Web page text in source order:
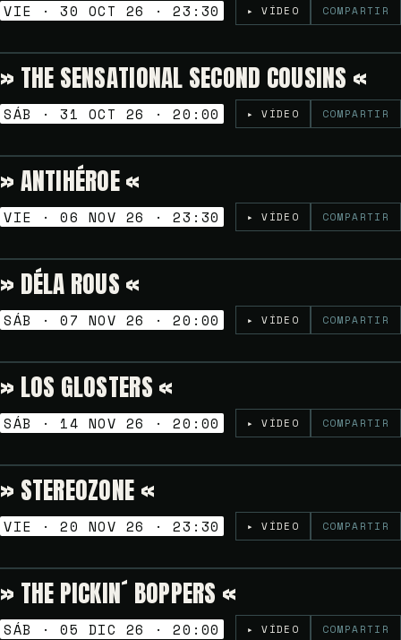
VIE · 30 OCT 26 · 23:30 ▸ VÍDEO COMPARTIR
TARDEO SESSION
» THE SENSATIONAL SECOND COUSINS «
SÁB · 31 OCT 26 · 20:00 ▸ VÍDEO COMPARTIR
NOCHES GOLFAS
» ANTIHÉROE «
VIE · 06 NOV 26 · 23:30 ▸ VÍDEO COMPARTIR
TARDEO SESSION
» DÉLA ROUS «
SÁB · 07 NOV 26 · 20:00 ▸ VÍDEO COMPARTIR
TARDEO SESSION
» LOS GLOSTERS «
SÁB · 14 NOV 26 · 20:00 ▸ VÍDEO COMPARTIR
NOCHES GOLFAS
» STEREOZONE «
VIE · 20 NOV 26 · 23:30 ▸ VÍDEO COMPARTIR
TARDEO SESSION
» THE PICKIN´ BOPPERS «
SÁB · 05 DIC 26 · 20:00 ▸ VÍDEO COMPARTIR